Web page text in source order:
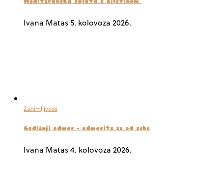
Mediteranska salata s piletinom
Ivana Matas5. kolovoza 2026.
Zanimljivosti
Godišnji odmor – odmorite se od sebe
Ivana Matas4. kolovoza 2026.